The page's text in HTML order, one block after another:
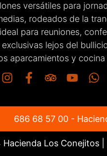
versátiles para
rodeados de la
para reuniones,
lejos del
aparcamientos y
686 68 57 00 -
Los Conejitos |